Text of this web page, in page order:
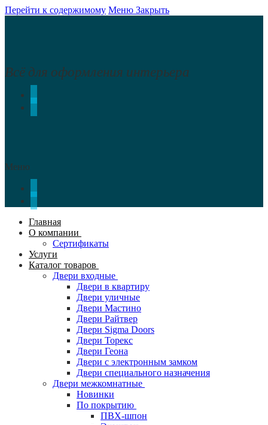
Перейти к содержимому Меню Закрыть
Всё для оформления интерьера
Меню
Главная
О компании
Сертификаты
Услуги
Каталог товаров
Двери входные
Двери в квартиру
Двери уличные
Двери Мастино
Двери Райтвер
Двери Sigma Doors
Двери Торекс
Двери Геона
Двери с электронным замком
Двери специального назначения
Двери межкомнатные
Новинки
По покрытию
ПВХ-шпон